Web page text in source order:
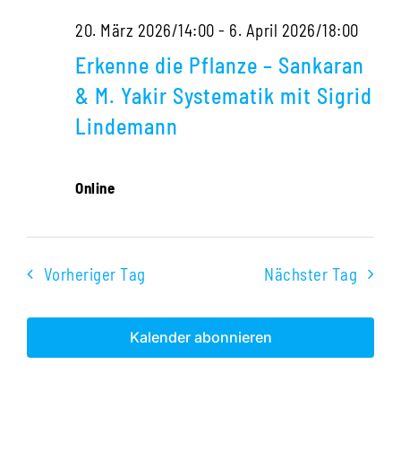
Erkenne die Pflanze – Sankaran
& M. Yakir Systematik mit Sigrid
Lindemann
20. März 2026/14:00 - 6. April 2026/18:00
Online
Vorheriger Tag Nächster Tag
Kalender abonnieren